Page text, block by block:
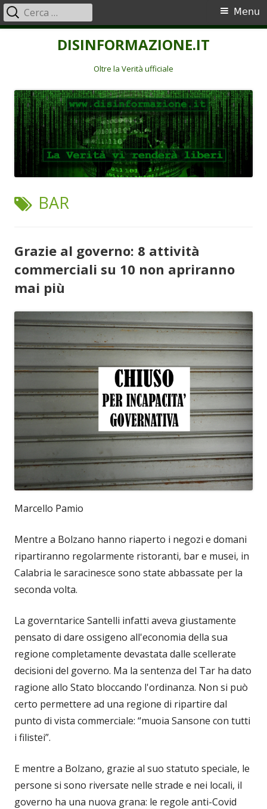
DISINFORMAZIONE.IT
Oltre la Verità ufficiale
Menu
principale
Menu
Ricerca
per:
TAG:
BAR
Grazie al governo: 8 attività
commerciali su 10 non apriranno
mai più
Marcello Pamio
Mentre a Bolzano hanno riaperto i negozi e domani
ripartiranno regolarmente ristoranti, bar e musei, in
Calabria le saracinesce sono state abbassate per la
seconda volta.
La governtarice Santelli infatti aveva giustamente
pensato di dare ossigeno all'economia della sua
regione completamente devastata dalle scellerate
decisioni del governo. Ma la sentenza del Tar ha dato
ragione allo Stato bloccando l'ordinanza. Non si può
certo permettere ad una regione di ripartire dal
punto di vista commerciale: “muoia Sansone con tutti
i filistei”.
E mentre a Bolzano, grazie al suo statuto speciale, le
persone si sono riversate nelle strade e nei locali, il
governo ha una nuova grana: le regole anti-Covid